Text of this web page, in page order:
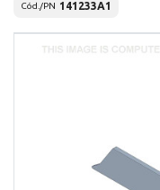
Cód./PN 141233A1